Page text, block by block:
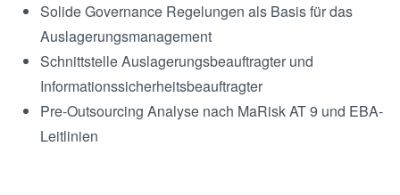
Solide Governance Regelungen als Basis für das
Auslagerungsmanagement
Schnittstelle Auslagerungsbeauftragter und
Informationssicherheitsbeauftragter
Pre-Outsourcing Analyse nach MaRisk AT 9 und EBA-
Leitlinien